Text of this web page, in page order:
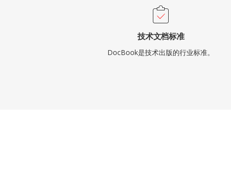
技术文档标准
DocBook是技术出版的行业标准。